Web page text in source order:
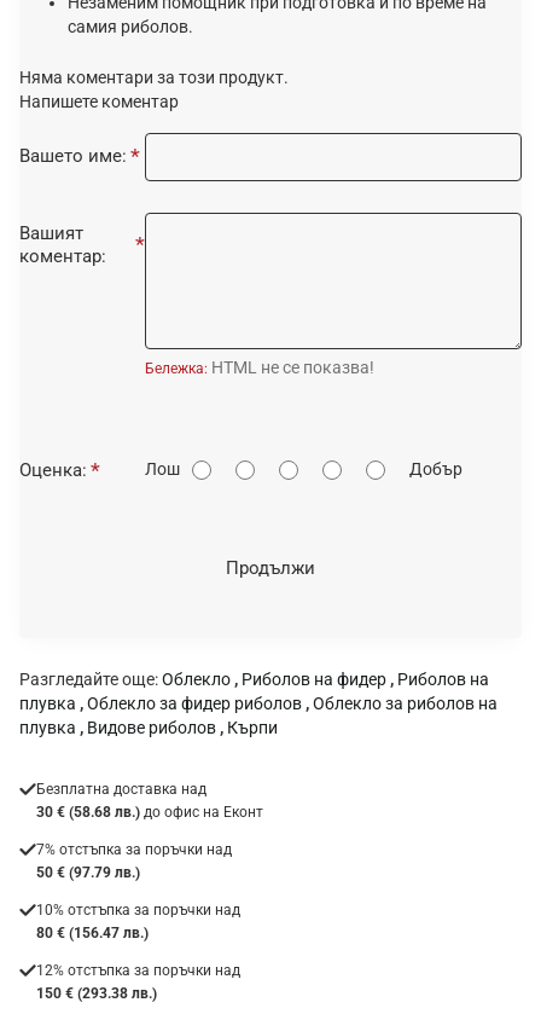
самия риболов.
Няма коментари за този продукт.
Напишете коментар
Вашето име:
Вашият
коментар:
Бележка: HTML не се показва!
О
Оценка: Лош Добър
Продължи
Разгледайте още:Облекло , Риболов на фидер , Риболов на
плувка ,Облекло за фидер риболов ,Облекло за риболов на
плувка , Видове риболов , Кърпи
Безплатна доставка над
30 € (58.68 лв.) до офис на Еконт
7% отстъпка за поръчки над
50 € (97.79 лв.)
10% отстъпка за поръчки над
80 € (156.47 лв.)
12% отстъпка за поръчки над
150 € (293.38 лв.)